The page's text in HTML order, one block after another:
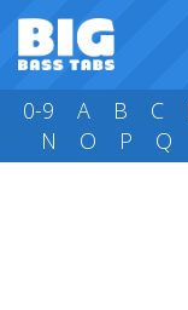
0-9 A B C
N
O P Q